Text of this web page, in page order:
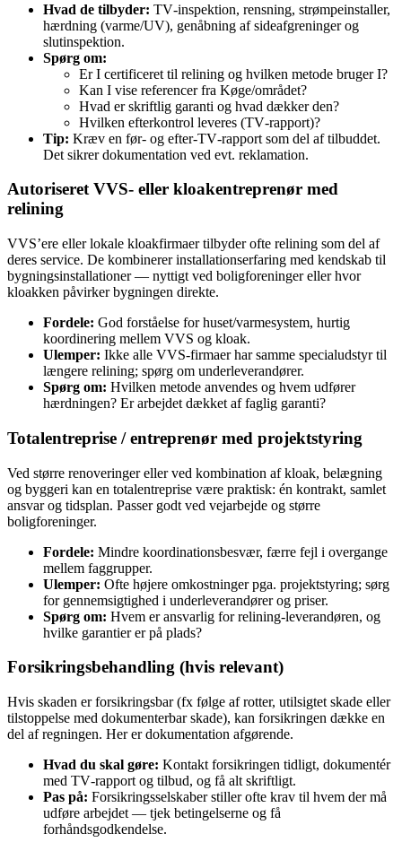
Hvad de tilbyder: TV‑inspektion, rensning, strømpeinstaller,
hærdning (varme/UV), genåbning af sideafgreninger og
slutinspektion.
Spørg om:
Er I certificeret til relining og hvilken metode bruger I?
Kan I vise referencer fra Køge/området?
Hvad er skriftlig garanti og hvad dækker den?
Hvilken efterkontrol leveres (TV‑rapport)?
Tip: Kræv en før‑ og efter‑TV‑rapport som del af tilbuddet.
Det sikrer dokumentation ved evt. reklamation.
Autoriseret VVS‑ eller kloakentreprenør med
relining
VVS’ere eller lokale kloakfirmaer tilbyder ofte relining som del af
deres service. De kombinerer installationserfaring med kendskab til
bygningsinstallationer — nyttigt ved boligforeninger eller hvor
kloakken påvirker bygningen direkte.
Fordele: God forståelse for huset/varmesystem, hurtig
koordinering mellem VVS og kloak.
Ulemper: Ikke alle VVS‑firmaer har samme specialudstyr til
længere relining; spørg om underleverandører.
Spørg om: Hvilken metode anvendes og hvem udfører
hærdningen? Er arbejdet dækket af faglig garanti?
Totalentreprise / entreprenør med projektstyring
Ved større renoveringer eller ved kombination af kloak, belægning
og byggeri kan en totalentreprise være praktisk: én kontrakt, samlet
ansvar og tidsplan. Passer godt ved vejarbejde og større
boligforeninger.
Fordele: Mindre koordinationsbesvær, færre fejl i overgange
mellem faggrupper.
Ulemper: Ofte højere omkostninger pga. projektstyring; sørg
for gennemsigtighed i underleverandører og priser.
Spørg om: Hvem er ansvarlig for relining‑leverandøren, og
hvilke garantier er på plads?
Forsikringsbehandling (hvis relevant)
Hvis skaden er forsikringsbar (fx følge af rotter, utilsigtet skade eller
tilstoppelse med dokumenterbar skade), kan forsikringen dække en
del af regningen. Her er dokumentation afgørende.
Hvad du skal gøre: Kontakt forsikringen tidligt, dokumentér
med TV‑rapport og tilbud, og få alt skriftligt.
Pas på: Forsikringsselskaber stiller ofte krav til hvem der må
udføre arbejdet — tjek betingelserne og få
forhåndsgodkendelse.